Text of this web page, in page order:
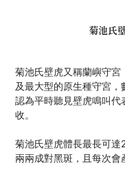
菊池氏
菊池氏壁虎又稱蘭嶼守宮
及最大型的原生種守宮
認為平時聽見壁虎鳴叫代
收。
菊池氏壁虎體長最長可達
兩兩成對黑斑，且每次會